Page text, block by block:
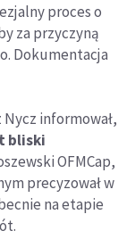
proces o
za przyczyną
Dokumentacja
Nycz informował,
bliski
OFMCap,
precyzował w
na etapie